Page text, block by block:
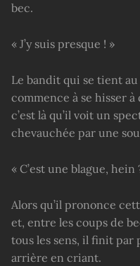
bec.
« J’y suis presque ! »
Le bandit qui se tient
commence à se hisser
c’est là qu’il voit un
chevauchée par une
« C’est une blague, hein
Alors qu’il prononce
et, entre les coups de
tous les sens, il finit par
arrière en criant.